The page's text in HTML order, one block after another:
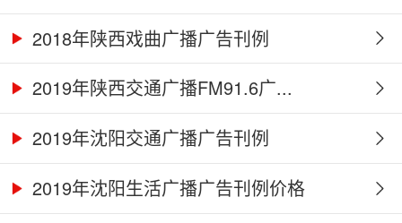
2018年陕西戏曲广播广告刊例
2019年陕西交通广播FM91.6广...
2019年沈阳交通广播广告刊例
2019年沈阳生活广播广告刊例价格